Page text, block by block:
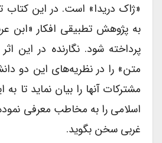
«ژاک دریدا» است. در این کتاب
به پژوهش تطبیقی افکار «ابن
پرداخته شود. نگارنده در این
متن» را در نظریه‌های این دو
مشترکات آنها را بیان نماید تا به
اسلامی را به مخاطب معرفی نموده
غربی سخن بگوید.